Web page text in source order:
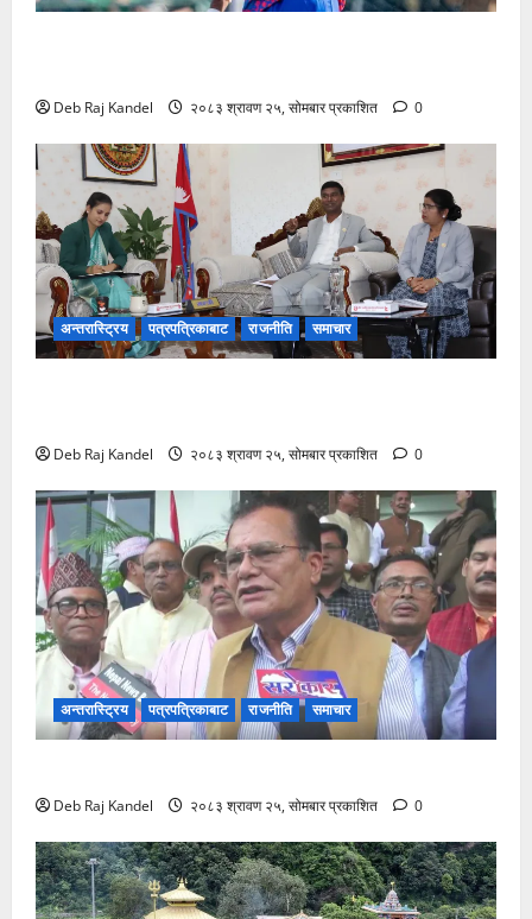
Deb Raj Kandel २०८३ श्रावण २५, सोमबार प्रकाशित 0
अन्तरास्ट्रिय पत्रपत्रिकाबाट राजनीति समाचार
Deb Raj Kandel २०८३ श्रावण २५, सोमबार प्रकाशित 0
अन्तरास्ट्रिय पत्रपत्रिकाबाट राजनीति समाचार
Deb Raj Kandel २०८३ श्रावण २५, सोमबार प्रकाशित 0